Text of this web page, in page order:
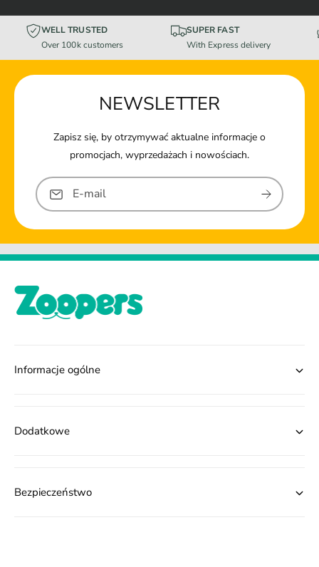
WELL TRUSTED
Over 100k customers
SUPER FAST
With Express delivery
NEWSLETTER
Zapisz się, by otrzymywać aktualne informacje o
promocjach, wyprzedażach i nowościach.
E-mail
Informacje ogólne
Dodatkowe
Bezpieczeństwo